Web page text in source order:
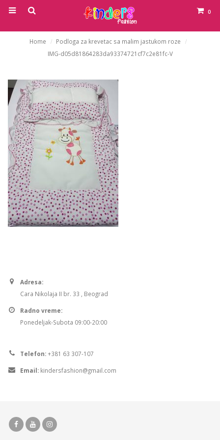
0
Home
Podloga za krevetac sa malim jastukom roze
IMG-d05d81864283da93374721cf7c2e81fc-V
Adresa:
Cara Nikolaja II br. 33 , Beograd
Radno vreme:
Ponedeljak-Subota 09:00-20:00
Telefon:+381 63 307-107
Email: kindersfashion@gmail.com